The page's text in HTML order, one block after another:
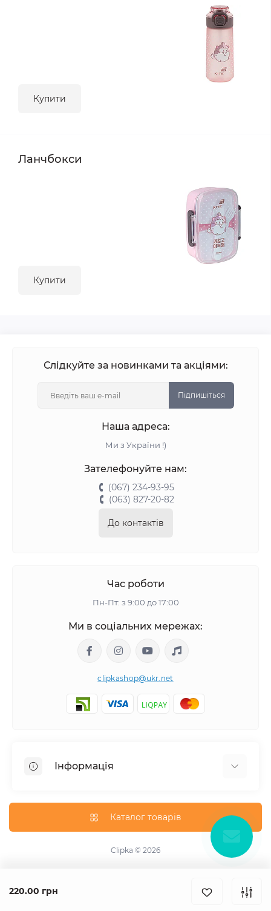
220.00 грн
Купити
Ланчбокси
Купити
Слідкуйте за новинками та акціями:
Підпишіться
Наша адреса:
Ми з України !)
Зателефонуйте нам:
(067) 234-93-95
(063) 827-20-82
До контактів
Час роботи
Пн-Пт: з 9:00 до 17:00
Ми в соціальних мережах:
clipkashop@ukr.net
Інформація
Контакти
Каталог товарів
Clipka © 2026